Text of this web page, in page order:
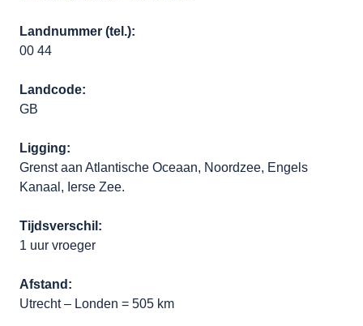
Landnummer (tel.):
00 44
Landcode:
GB
Ligging:
Grenst aan Atlantische Oceaan, Noordzee, Engels
Kanaal, Ierse Zee.
Tijdsverschil:
1 uur vroeger
Afstand:
Utrecht – Londen = 505 km